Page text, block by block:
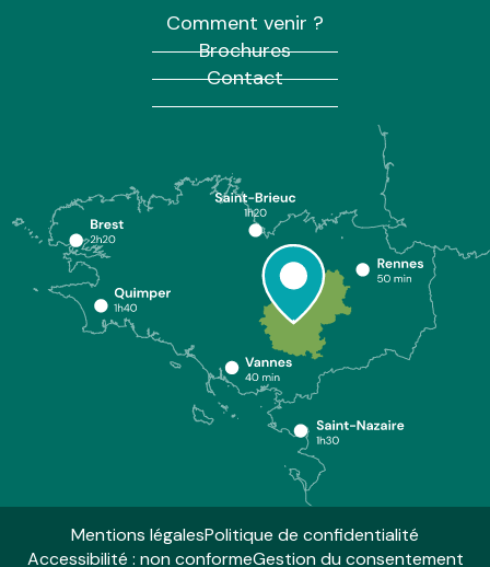
Comment venir ?
Brochures
Contact
Mentions légalesPolitique de confidentialité
Accessibilité : non conformeGestion du consentement